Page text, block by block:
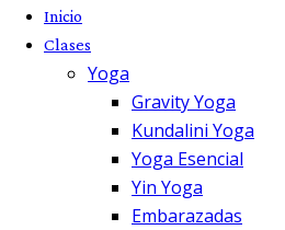
Inicio
Clases
Yoga
Gravity Yoga
Kundalini Yoga
Yoga Esencial
Yin Yoga
Embarazadas